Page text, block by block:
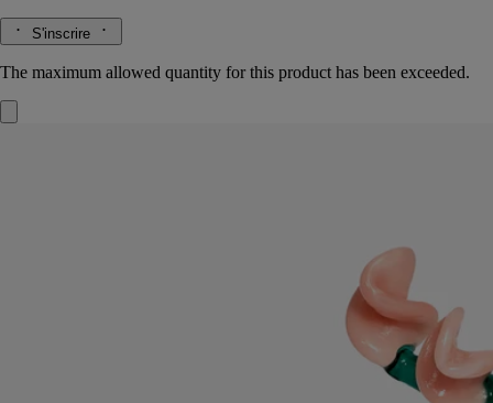
S'inscrire
The maximum allowed quantity for this product has been exceeded.
Soufflé à la bouche en Italie par un maître verrier, ce couvercle habille
élégamment la bougie, préservant ses notes de roses à peine écloses.